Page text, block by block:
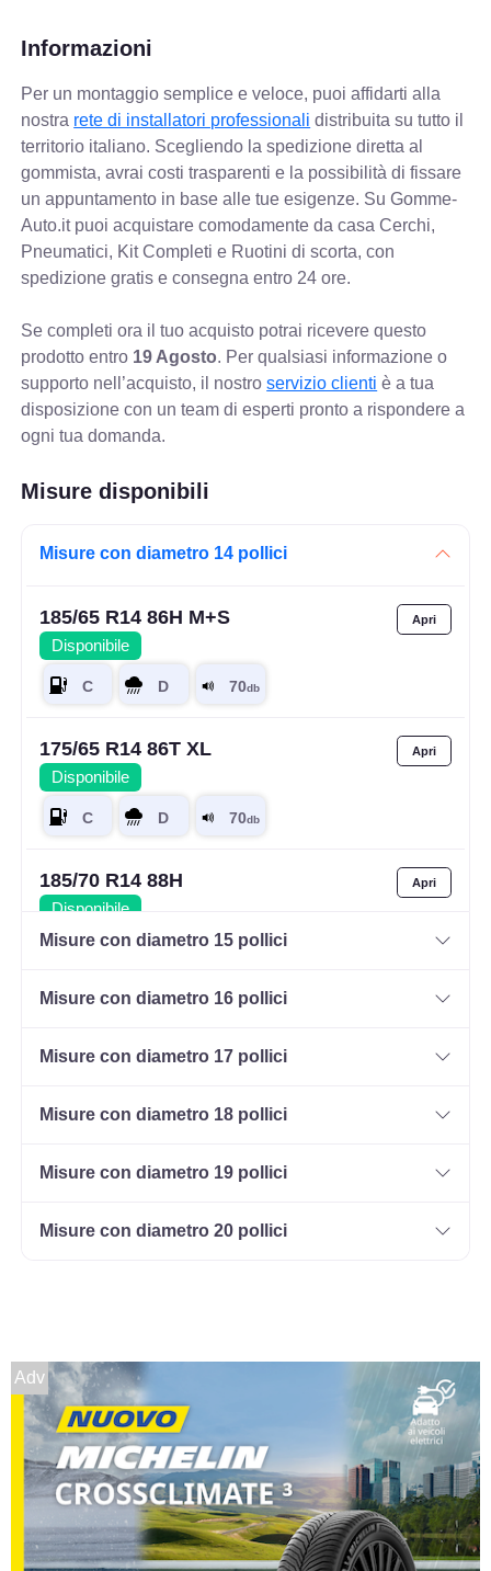
Informazioni
Per un montaggio semplice e veloce, puoi affidarti alla
nostra rete di installatori professionali distribuita su tutto il
territorio italiano. Scegliendo la spedizione diretta al
gommista, avrai costi trasparenti e la possibilità di fissare
un appuntamento in base alle tue esigenze. Su Gomme-
Auto.it puoi acquistare comodamente da casa Cerchi,
Pneumatici, Kit Completi e Ruotini di scorta, con
spedizione gratis e consegna entro 24 ore.
Se completi ora il tuo acquisto potrai ricevere questo
prodotto entro 19 Agosto. Per qualsiasi informazione o
supporto nell’acquisto, il nostroservizio clienti è a tua
disposizione con un team di esperti pronto a rispondere a
ogni tua domanda.
Misure disponibili
Misure con diametro 14 pollici
185/65 R14 86H M+S
Disponibile
175/65 R14 86T XL
Disponibile
185/70 R14 88H
Disponibile
Misure con diametro 15 pollici
Misure con diametro 16 pollici
Misure con diametro 17 pollici
Misure con diametro 18 pollici
Misure con diametro 19 pollici
Misure con diametro 20 pollici
Adv